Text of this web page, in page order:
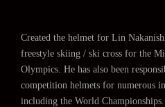
Created the helmet for Lin
freestyle skiing / ski cross for the
Olympics. He has also been
competition helmets for numerous
including the World Championships.